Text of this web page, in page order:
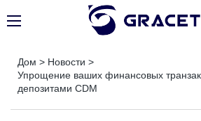
Дом > Новости >
Упрощение ваших финансовых
депозитами CDM